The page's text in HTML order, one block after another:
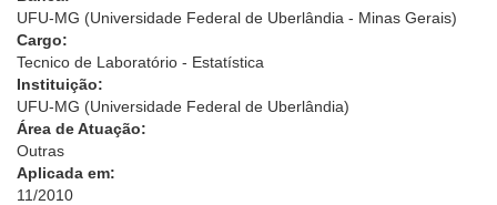
UFU-MG (Universidade Federal de Uberlândia - Minas Gerais)
Cargo:
Tecnico de Laboratório - Estatística
Instituição:
UFU-MG (Universidade Federal de Uberlândia)
Área de Atuação:
Outras
Aplicada em:
11/2010